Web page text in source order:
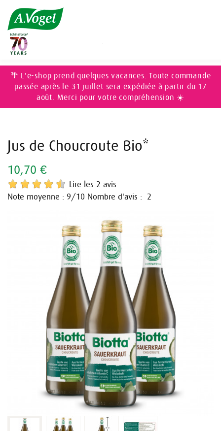
Accueil
🌴 L'e-shop prend quelques vacances. Toute commande
passée après le 31 juillet sera expédiée à partir du 17
août. Merci pour votre compréhension ☀️
Jus de Choucroute Bio*
10,70 €
Lire les 2 avis
Note moyenne : 9/10 Nombre d'avis : 2